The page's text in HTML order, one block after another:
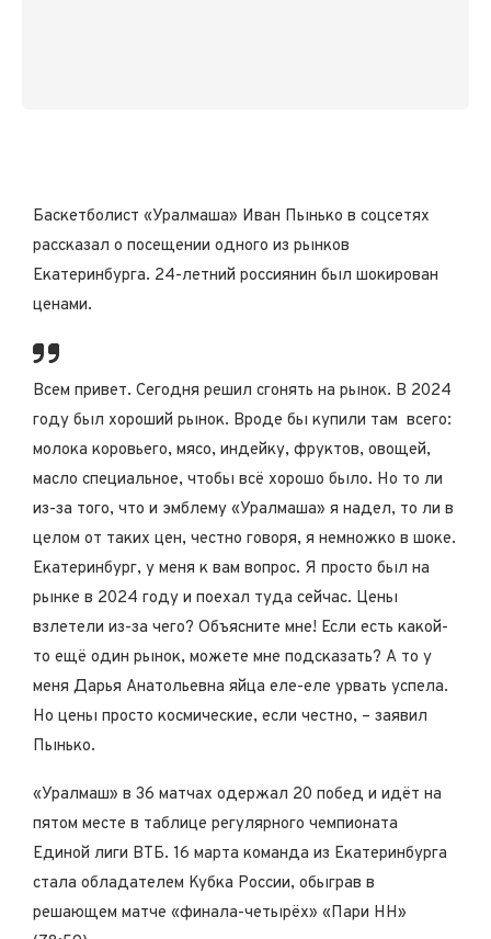
Баскетболист «Уралмаша» Иван Пынько в соцсетях
рассказал о посещении одного из рынков
Екатеринбурга. 24-летний россиянин был шокирован
ценами.
Всем привет. Сегодня решил сгонять на рынок. В 2024
году был хороший рынок. Вроде бы купили там всего:
молока коровьего, мясо, индейку, фруктов, овощей,
масло специальное, чтобы всё хорошо было. Но то ли
из-за того, что и эмблему «Уралмаша» я надел, то ли в
целом от таких цен, честно говоря, я немножко в шоке.
Екатеринбург, у меня к вам вопрос. Я просто был на
рынке в 2024 году и поехал туда сейчас. Цены
взлетели из-за чего? Объясните мне! Если есть какой-
то ещё один рынок, можете мне подсказать? А то у
меня Дарья Анатольевна яйца еле-еле урвать успела.
Но цены просто космические, если честно, – заявил
Пынько.
«Уралмаш» в 36 матчах одержал 20 побед и идёт на
пятом месте в таблице регулярного чемпионата
Единой лиги ВТБ. 16 марта команда из Екатеринбурга
стала обладателем Кубка России, обыграв в
решающем матче «финала-четырёх» «Пари НН»